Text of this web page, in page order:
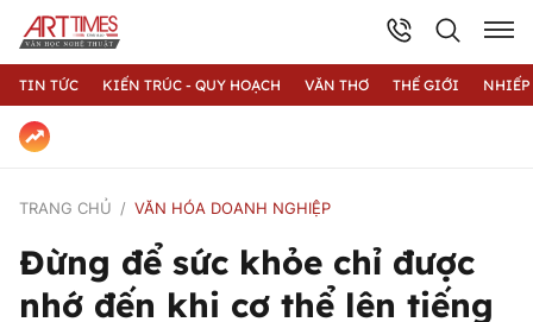
TIN TỨC KIẾN TRÚC - QUY HOẠCH VĂN THƠ THẾ GIỚI
TRANG CHỦ VĂN HÓA DOANH NGHIỆP
Đừng để sức khỏe chỉ được
nhớ đến khi cơ thể lên tiếng